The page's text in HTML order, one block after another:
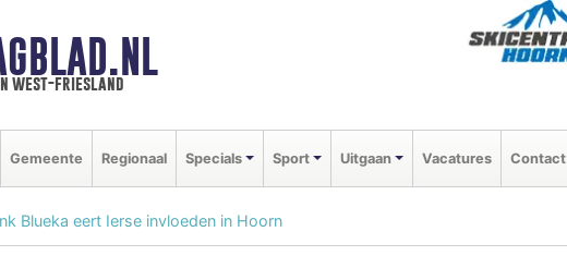
west-friesland
Gemeente Regionaal Specials Sport Uitgaan Vacatures Contact
Blueka eert Ierse invloeden in Hoorn